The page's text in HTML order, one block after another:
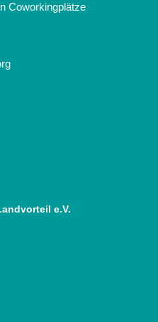
Coworkingplätze
e.V.